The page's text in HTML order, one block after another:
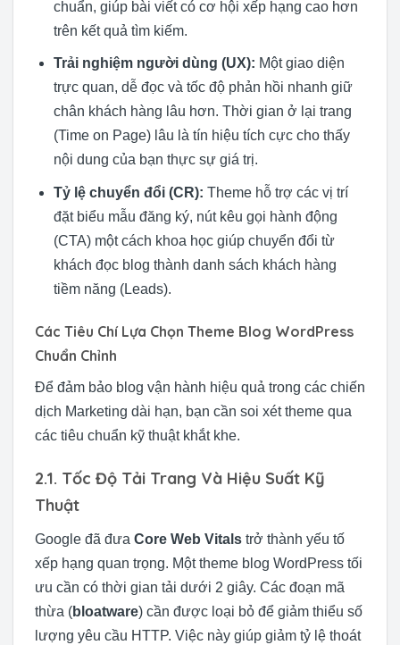
chuẩn, giúp bài viết có cơ hội xếp hạng cao hơn
trên kết quả tìm kiếm.
Trải nghiệm người dùng (UX): Một giao diện
trực quan, dễ đọc và tốc độ phản hồi nhanh giữ
chân khách hàng lâu hơn. Thời gian ở lại trang
(Time on Page) lâu là tín hiệu tích cực cho thấy
nội dung của bạn thực sự giá trị.
Tỷ lệ chuyển đổi (CR): Theme hỗ trợ các vị trí
đặt biểu mẫu đăng ký, nút kêu gọi hành động
(CTA) một cách khoa học giúp chuyển đổi từ
khách đọc blog thành danh sách khách hàng
tiềm năng (Leads).
Các Tiêu Chí Lựa Chọn Theme Blog WordPress
Chuẩn Chỉnh
Để đảm bảo blog vận hành hiệu quả trong các chiến
dịch Marketing dài hạn, bạn cần soi xét theme qua
các tiêu chuẩn kỹ thuật khắt khe.
2.1. Tốc Độ Tải Trang Và Hiệu Suất Kỹ
Thuật
Google đã đưa Core Web Vitals trở thành yếu tố
xếp hạng quan trọng. Một theme blog WordPress tối
ưu cần có thời gian tải dưới 2 giây. Các đoạn mã
thừa (bloatware) cần được loại bỏ để giảm thiểu số
lượng yêu cầu HTTP. Việc này giúp giảm tỷ lệ thoát